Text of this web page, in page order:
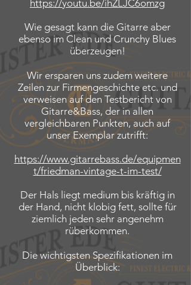
https://youtu.be/ihZLJC6omzg
Wie gesagt kann die Gitarre aber
ebenso im Clean und Crunchy Blues
überzeugen!
Wir ersparen uns zudem weitere
Zeilen zur Firmengeschichte etc. und
verweisen auf den Testbericht von
Gitarre&Bass, der in allen
vergleichbaren Punkten, auch auf
unser Exemplar zutrifft:
https://www.gitarrebass.de/equipmen
t/friedman-vintage-t-im-test/
Der Hals liegt medium bis kräftig in
der Hand, nicht klobig fett, sollte für
ziemlich jeden sehr angenehm
rüberkommen.
Die wichtigsten Spezifikationen im
Überblick: